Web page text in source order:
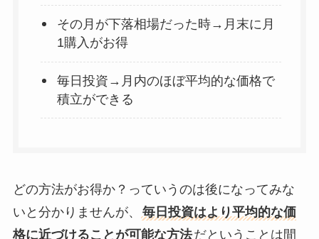
その月が下落相場だった時→月末に月
1購入がお得
毎日投資→月内のほぼ平均的な価格で
積立ができる
どの方法がお得か？っていうのは後になってみな
いと分かりませんが、
毎日投資はより平均的な価
格に近づけることが可能な方法だということは間